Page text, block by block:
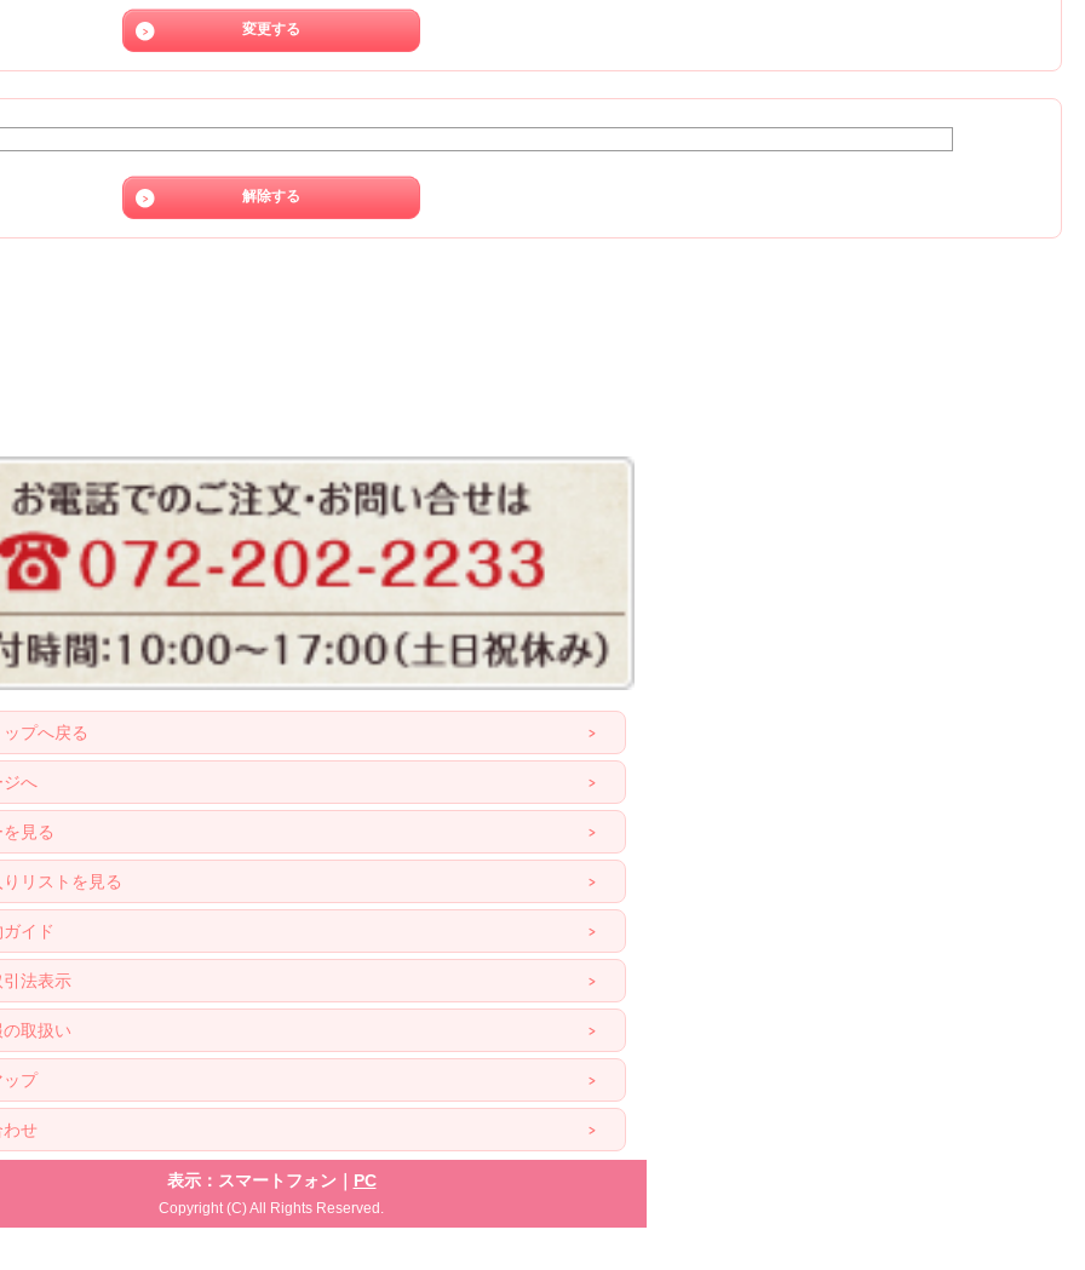
プへ戻る
ジへ
見る
リストを見る
イド
法表示
取扱い
ップ
わせ
表示：スマートフォン｜ PC
Copyright (C) All Rights Reserved.